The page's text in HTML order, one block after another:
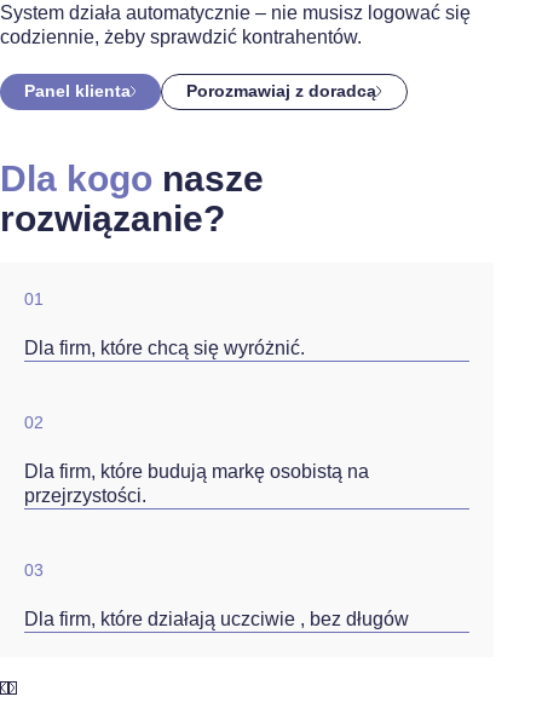
System działa automatycznie – nie musisz logować się
codziennie, żeby sprawdzić kontrahentów.
Panel klienta Porozmawiaj z doradcą
Dla kogo nasze
rozwiązanie?
01
Dla firm, które chcą się wyróżnić.
02
Dla firm, które budują markę osobistą na
przejrzystości.
03
Dla firm, które działają uczciwie , bez długów